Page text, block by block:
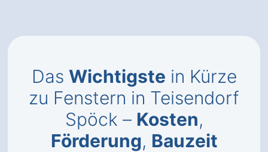
Das Wichtigste in Kürze
zu Fenstern in Teisendorf
Spöck – Kosten,
Förderung, Bauzeit